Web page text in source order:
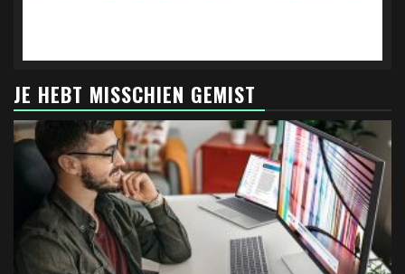
JE HEBT MISSCHIEN GEMIST